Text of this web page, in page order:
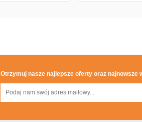
Otrzymuj nasze najlepsze oferty oraz najnowsze